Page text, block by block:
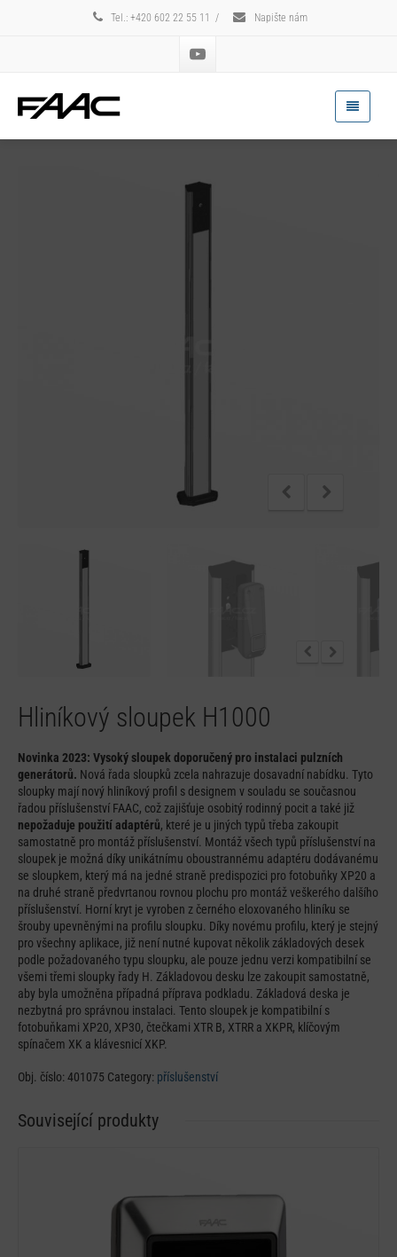
Tel.: +420 602 22 55 11 / Napište nám
Hliníkový sloupek H1000
Novinka 2023: Vysoký sloupek doporučený pro instalaci pulzních
generátorů. Nová řada sloupků zcela nahrazuje dosavadní nabídku. Tyto
sloupky mají nový hliníkový profil s designem v souladu se současnou
řadou příslušenství FAAC, což zajišťuje osobitý rodinný pocit a také již
nepožaduje použití adaptérů, které je u jiných typů třeba zakoupit
samostatně pro montáž příslušenství. Montáž všech typů příslušenství na
sloupek je možná díky unikátnímu oboustrannému adaptéru dodávanému
se sloupkem, který má na jedné straně predispozici pro fotobuňky XP20 a
na druhé straně předvrtanou rovnou plochu pro montáž veškerého dalšího
příslušenství. Horní kryt je vyroben z černého eloxovaného hliníku se
šrouby upevněnými na profilu sloupku. Díky novému profilu, který je stejný
pro všechny aplikace, již není nutné kupovat několik základových desek
podle požadovaného typu sloupku, ale pouze jednu verzi kompatibilní se
všemi třemi sloupky řady H. Základovou desku lze zakoupit samostatně,
aby byla umožněna případná příprava podkladu. Základová deska je
nezbytná pro správnou instalaci. Tento sloupek je kompatibilní s
fotobuňkami XP20, XP30, čtečkami XTR B, XTRR a XKPR, klíčovým
spínačem XK a klávesnicí XKP.
Obj. číslo: 401075 Category: příslušenství
Související produkty